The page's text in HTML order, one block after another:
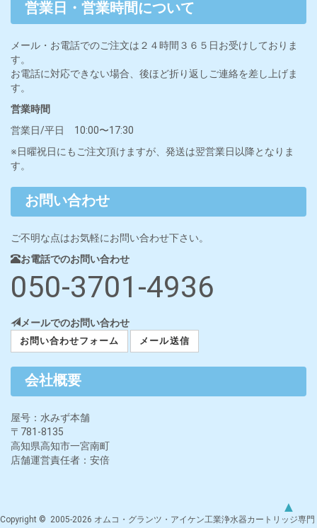
営業日・営業時間について
メール・お電話でのご注文は２４時間３６５日お受けしておりま
す。
お電話に対応できない場合、後ほど折り返しご連絡を差し上げま
す。
営業時間
営業日/平日 10:00〜17:30
※日曜祝日にもご注文頂けますが、発送は翌営業日以降となりま
す。
お問い合わせ
ご不明な点はお気軽にお問い合わせ下さい。
お電話でのお問い合わせ
050-3701-4936
メールでのお問い合わせ
お問い合わせフォーム メール送信
会社概要
屋号：水みず本舗
〒781-8135
高知県高知市一宮南町
店舗運営責任者：安倍
Copyright © 2005-2026 オムコ・グランツ・アイケン工業浄水器カートリッジ専門
▲